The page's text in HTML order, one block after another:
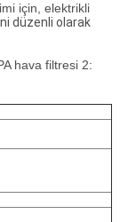
için, elektrikli
düzenli olarak
hava filtresi 2: